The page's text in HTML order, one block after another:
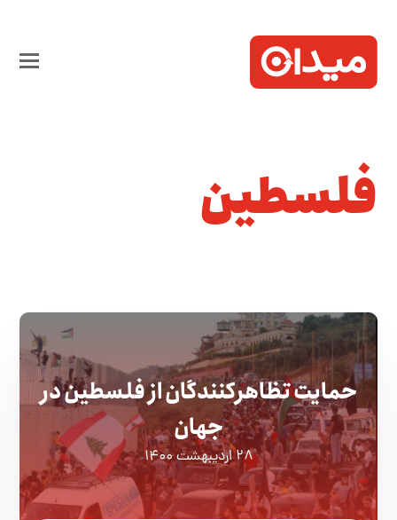
فلسطین
حمایت تظاهرکنندگان از فلسطین در
جهان
۲۸ اردیبهشت ۱۴۰۰